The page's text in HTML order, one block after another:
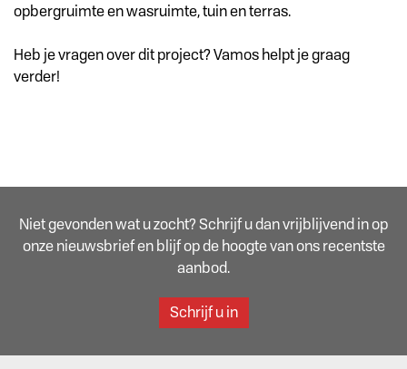
opbergruimte en wasruimte, tuin en terras.
Heb je vragen over dit project? Vamos helpt je graag
verder!
Niet gevonden wat u zocht? Schrijf u dan vrijblijvend in op
onze nieuwsbrief en blijf op de hoogte van ons recentste
aanbod.
Schrijf u in